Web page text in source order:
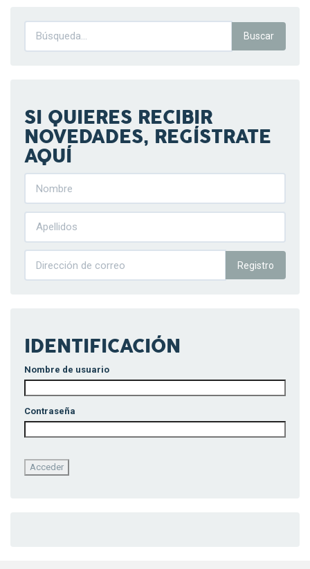
SI QUIERES RECIBIR
NOVEDADES, REGÍSTRATE
AQUÍ
Registro
IDENTIFICACIÓN
Nombre de usuario
Contraseña